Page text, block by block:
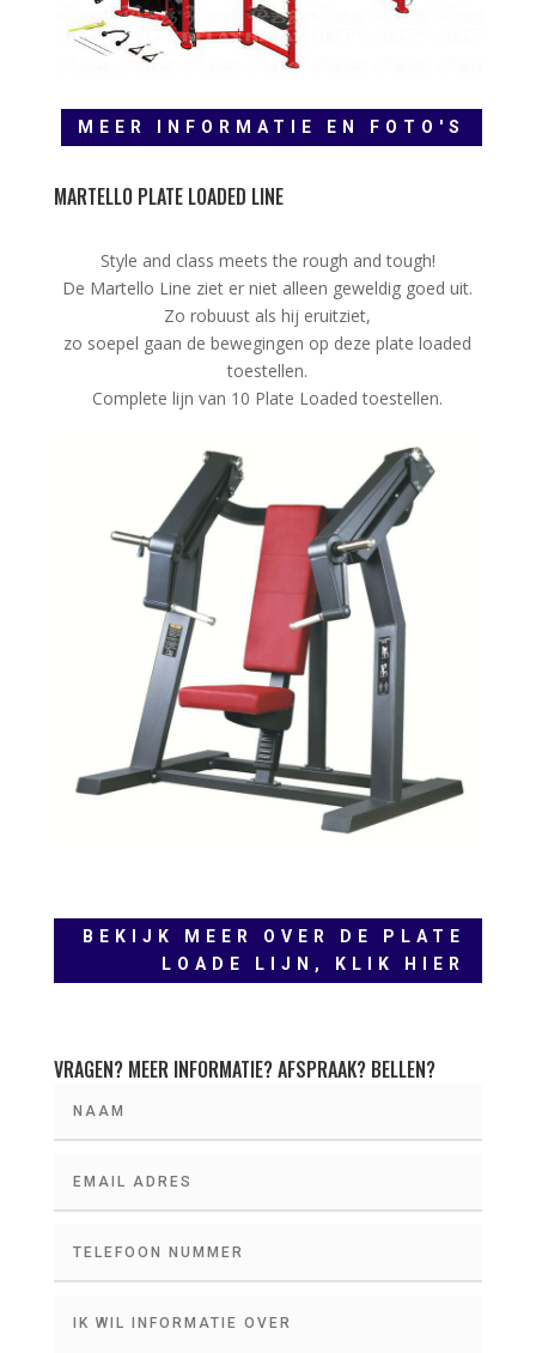
MEER INFORMATIE EN FOTO'S
MARTELLO PLATE LOADED LINE
Style and class meets the rough and tough!
De Martello Line ziet er niet alleen geweldig goed uit.
Zo robuust als hij eruitziet,
zo soepel gaan de bewegingen op deze plate loaded
toestellen.
Complete lijn van 10 Plate Loaded toestellen.
BEKIJK MEER OVER DE PLATE
LOADE LIJN, KLIK HIER
VRAGEN? MEER INFORMATIE? AFSPRAAK? BELLEN?